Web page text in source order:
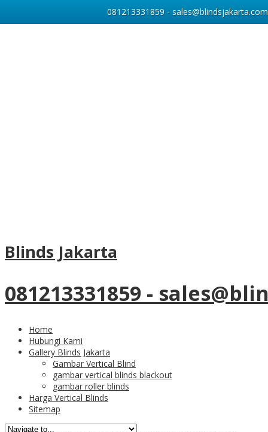
Blinds Jakarta
081213331859 -
Home
Hubungi Kami
Gallery Blinds Jakarta
Gambar Vertical Blind
gambar vertical blinds blackout
gambar roller blinds
Harga Vertical Blinds
Sitemap
Category Archives:
Blinds Deluxe Slatting SP 011
02 Oct
Produksi Venetian
Blinds Deluxe Slatting SP
011 Di Pondok Pinang
081213331859 - sales@blindsjakarta.com